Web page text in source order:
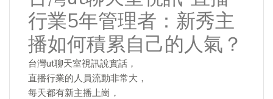
行業5年管理者：新秀主
播如何積累自己的人氣？
台灣ut聊天室視訊說實話，
直播行業的人員流動非常大，
每天都有新主播上崗，